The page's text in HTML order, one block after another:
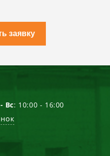
заявку
Вс: 10:00 - 16:00